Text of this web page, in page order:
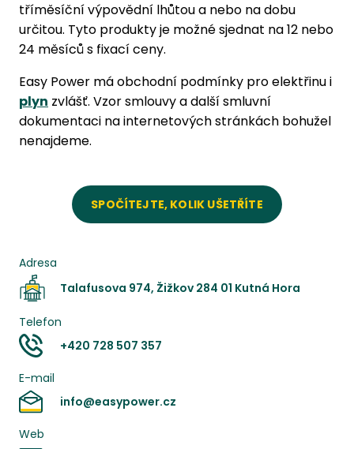
tříměsíční výpovědní lhůtou a nebo na dobu
určitou. Tyto produkty je možné sjednat na 12 nebo
24 měsíců s fixací ceny.
Easy Power má obchodní podmínky pro elektřinu i
plyn zvlášť. Vzor smlouvy a další smluvní
dokumentaci na internetových stránkách bohužel
nenajdeme.
SPOČÍTEJTE, KOLIK UŠETŘÍTE
Adresa
Talafusova 974, Žižkov 284 01 Kutná Hora
Telefon
+420 728 507 357
E-mail
info@easypower.cz
Web